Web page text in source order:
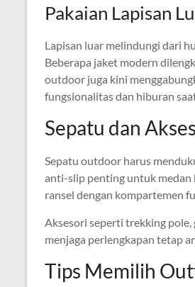
Pakaian Lapisan
Lapisan luar melindungi dari
Beberapa jaket modern
outdoor juga kini
fungsionalitas dan hiburan
Sepatu dan
Sepatu outdoor harus
anti-slip penting untuk medan
ransel dengan kompartemen
Aksesori seperti trekking
menjaga perlengkapan tetap
Tips Memilih